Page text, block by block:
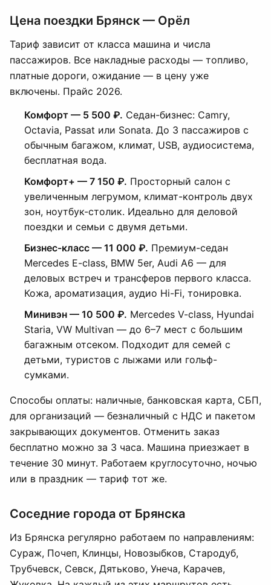
Цена поездки Брянск — Орёл
Тариф зависит от класса машина и числа
пассажиров. Все накладные расходы — топливо,
платные дороги, ожидание — в цену уже
включены. Прайс 2026.
Комфорт — 5 500 ₽. Седан-бизнес: Camry,
Octavia, Passat или Sonata. До 3 пассажиров с
обычным багажом, климат, USB, аудиосистема,
бесплатная вода.
Комфорт+ — 7 150 ₽. Просторный салон с
увеличенным легрумом, климат-контроль двух
зон, ноутбук-столик. Идеально для деловой
поездки и семьи с двумя детьми.
Бизнес-класс — 11 000 ₽. Премиум-седан
Mercedes E-class, BMW 5er, Audi A6 — для
деловых встреч и трансферов первого класса.
Кожа, ароматизация, аудио Hi-Fi, тонировка.
Минивэн — 10 500 ₽. Mercedes V-class, Hyundai
Staria, VW Multivan — до 6–7 мест с большим
багажным отсеком. Подходит для семей с
детьми, туристов с лыжами или гольф-
сумками.
Способы оплаты: наличные, банковская карта, СБП,
для организаций — безналичный с НДС и пакетом
закрывающих документов. Отменить заказ
бесплатно можно за 3 часа. Машина приезжает в
течение 30 минут. Работаем круглосуточно, ночью
или в праздник — тариф тот же.
Соседние города от Брянска
Из Брянска регулярно работаем по направлениям:
Сураж, Почеп, Клинцы, Новозыбков, Стародуб,
Трубчевск, Севск, Дятьково, Унеча, Карачев,